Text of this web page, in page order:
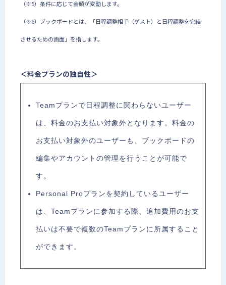
（※5）条件に応じて金額が変動します。
（※6）ブックボードとは、「日程調整相手（ゲスト）と日程調整を完結
させるための画面」を指します。
＜料金プランの独自性＞
Teamプランで日程調整に関わらないユーザー
は、料金のお支払い対象外となります。料金の
お支払い対象外のユーザーも、ブックボードの
編集やアカウントの管理を行うことが可能で
す。
Personal Proプランを契約しているユーザー
は、Teamプランに参加する際、追加費用のお支
払いは不要で複数のTeamプランに所属すること
ができます。